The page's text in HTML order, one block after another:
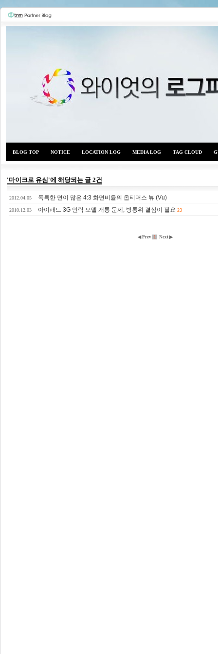
BLOG TOP NOTICE LOCATION LOG MEDIA LOG TAG CLOUD
'마이크로 유심'에 해당되는 글 2건
2012.04.05 독특한 면이 많은 4:3 화면비율의 옵티머스 뷰 (Vu)
2010.12.03 아이패드 3G 언락 모델 개통 문제, 방통위 결심이 필요 23
◀ Prev 1 Next ▶